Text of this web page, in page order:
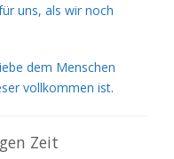
uns, als wir noch
dem Menschen
vollkommen ist.
Zeit